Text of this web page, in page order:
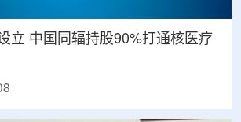
立 中国同辐持股90%打通核医疗